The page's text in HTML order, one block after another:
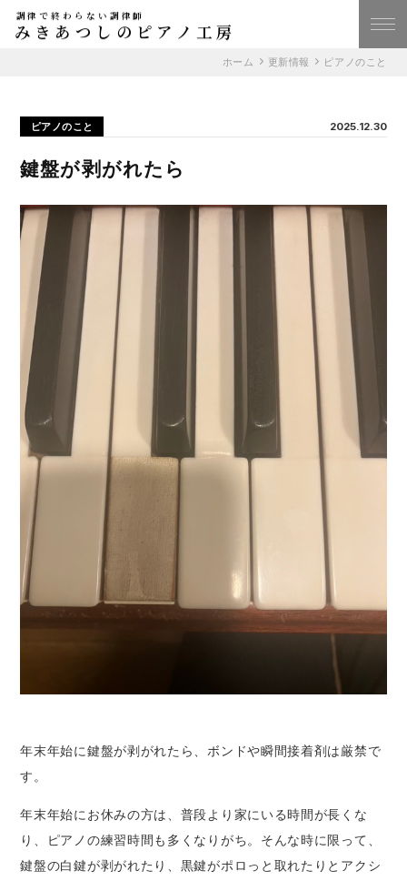
調律で終わらない調律師
みきあつしのピアノ工房
ホーム 更新情報 ピアノのこと
ピアノのこと 2025.12.30
鍵盤が剥がれたら
年末年始に鍵盤が剥がれたら、ボンドや瞬間接着剤は厳禁で
す。
年末年始にお休みの方は、普段より家にいる時間が長くな
り、ピアノの練習時間も多くなりがち。そんな時に限って、
鍵盤の白鍵が剥がれたり、黒鍵がポロっと取れたりとアクシ